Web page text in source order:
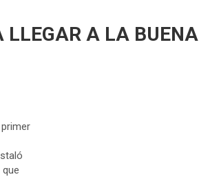
LLEGAR A LA BUENA